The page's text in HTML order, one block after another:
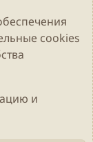
Русский (RU)
R
cookies
и